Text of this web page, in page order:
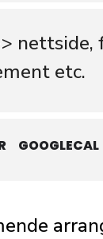
nettside,
etc.
GOOGLECAL